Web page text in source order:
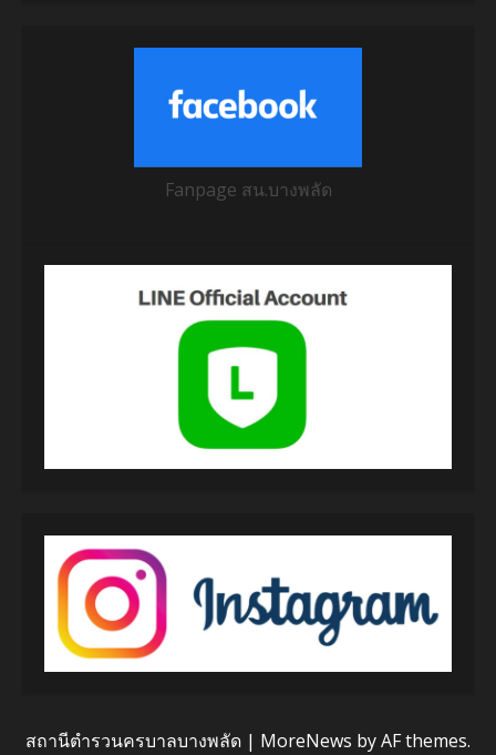
Fanpage สน.บางพลัด
สถานีตำรวนครบาลบางพลัด | MoreNews by AF themes.